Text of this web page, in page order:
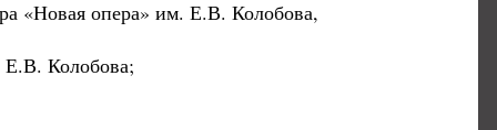
«Новая опера» им. Е.В. Колобова,
Е.В. Колобова;